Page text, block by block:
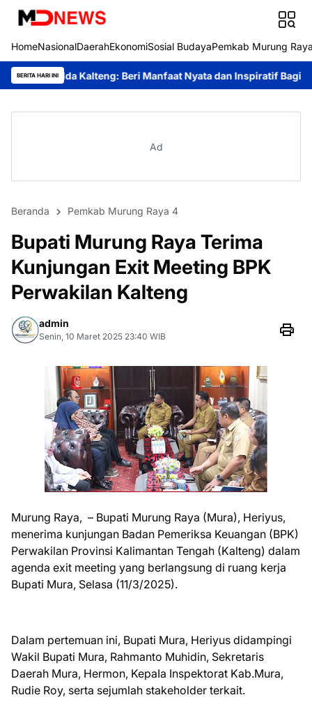
HomeNasionalDaerahEkonomiSosial BudayaPemkab Murung
BERITA HARI INIBeri Manfaat Nyata dan Inspiratif Bagi Siswa di Sekolah
Ad
Beranda Pemkab Murung Raya 4
Bupati Murung Raya Terima
Kunjungan Exit Meeting BPK
Perwakilan Kalteng
admin
Senin, 10 Maret 2025 23:40 WIB
Murung Raya, – Bupati Murung Raya (Mura), Heriyus,
menerima kunjungan Badan Pemeriksa Keuangan (BPK)
Perwakilan Provinsi Kalimantan Tengah (Kalteng) dalam
agenda exit meeting yang berlangsung di ruang kerja
Bupati Mura, Selasa (11/3/2025).
Dalam pertemuan ini, Bupati Mura, Heriyus didampingi
Wakil Bupati Mura, Rahmanto Muhidin, Sekretaris
Daerah Mura, Hermon, KepaIa Inspektorat Kab.Mura,
Rudie Roy, serta sejumlah stakeholder terkait.